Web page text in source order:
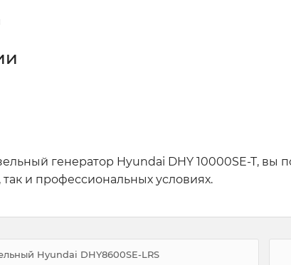
генератор Hyundai DHY 10000SE-T,
и профессиональных условиях.
Hyundai DHY8600SE-LRS